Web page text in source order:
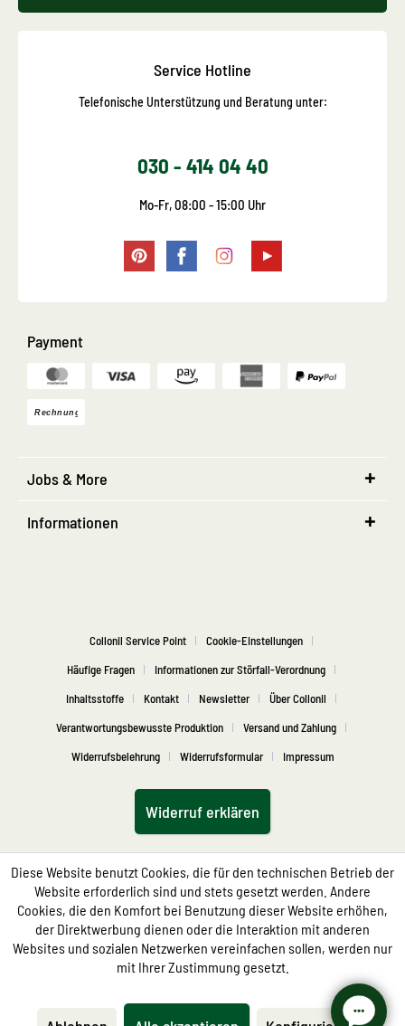
Service Hotline
Telefonische Unterstützung und Beratung unter:
030 - 414 04 40
Mo-Fr, 08:00 - 15:00 Uhr
Payment
Jobs & More
Informationen
Collonil Service Point
Cookie-Einstellungen
Häufige Fragen
Informationen zur Störfall-Verordnung
Inhaltsstoffe
Kontakt Newsletter
Über Collonil
Verantwortungsbewusste Produktion
Versand und Zahlung
Widerrufsbelehrung
Widerrufsformular Impressum
Widerruf erklären
Diese Website benutzt Cookies, die für den technischen Betrieb der
Website erforderlich sind und stets gesetzt werden. Andere
Cookies, die den Komfort bei Benutzung dieser Website erhöhen,
der Direktwerbung dienen oder die Interaktion mit anderen
Websites und sozialen Netzwerken vereinfachen sollen, werden nur
mit Ihrer Zustimmung gesetzt.